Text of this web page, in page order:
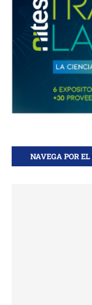
NAVEGA POR